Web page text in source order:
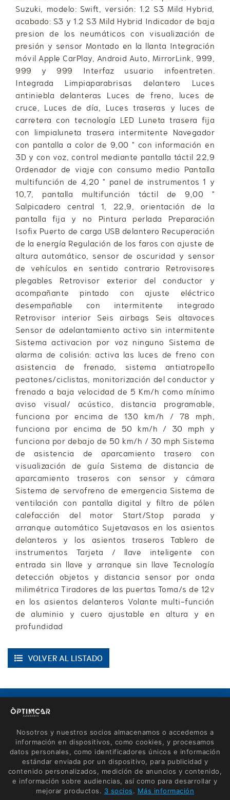
Suzuki, modelo: Swift, versión: 1.2 S3 Mild Hybrid,
acabado: S3 y 1.2 S3 Mild Hybrid Indicador de baja
presion de los neumáticos con visualización de
presión y sensor Montado en la llanta Integración
móvil Apple CarPlay, Android Auto, MirrorLink, 999,
999 y 999 Interfaz usuario infoentreten.
Integrada Limpiaparabrisas delantero Luces
antiniebla delanteras Luces de freno, luces de
cruce, Luces de día, Luces traseras y luces de
carretera con tecnología LED Luneta trasera fija
con limpialuneta trasera intermitente Navegador
con pantalla a color de 9,00 " con información en
3D y con voz, control mediante pantalla táctil 22,9
Ordenador de viaje con consumo medio Pantalla
multifunción de 4,20 " panel de instrumentos 1 y
10,7, pantalla multifunción táctil de 9,00 "
Salpicadero central 1, 22,9, orientación de la
pantalla fija y no Pintura perlada Preparación
Isofix Puerto de carga USB delantero Recuperación
de la energía Regulación de los faros con ajuste de
altura automático, sensor de oscuridad y sensor
de vehículos en sentido contrario Retrovisores
plegables Retrovisor exterior del conductor y
acompañante pintado con ajuste eléctrico
desempañable con intermitente integrado
Retrovisor interior Seis airbags Seis altavoces
Sensor de adelantamiento activo sin intermitente
Sistema activacion por voz ninguno Sistema de
alarma de colisión: activa las luces de freno con
asistencia de frenado, sistema antiatropello
peatones/ciclistas, monitorización del conductor y
frenado a baja velocidad de 5 Km/h como mínimo
aviso visual/ acústico, distancia programable,
funciona por encima de 130 km/h / 78 mph,
funciona por encima de 50 km/h / 30 mph y
funciona por debajo de 50 km/h / 30 mph Sistema
de asistencia de aparcamiento trasero con
visualización de guía Sistema de distancia de
aparcamiento traseros con sensor y cámara
Sistema de servofreno de emergencia Sistema de
ventilación con pantalla digital y filtro de pólen
calefacción del motor Start/Stop parada y
arranque automático Sujetavasos en los asientos
delanteros y los asientos traseros Tablero de
instrumentos Tarjeta / llave inteligente con
entrada sin llave y arranque sin llave Tecnología
detección objetos y distancia sensor por onda
milimétrica Tiradores de las puertas Toma/s de 12v
en los asientos delanteros Volante multi-función
de aluminio y cuero ajustable en altura y en
profundidad
VOLVER AL LISTADO
Avinguda de Roses, 60
17600 Figueres (Girona)
670 660 165 - 635 461 783
info@optimcar.com
Nosotros y nuestros socios almacenamos o accedemos a
información en dispositivos, como cookies, y procesamos
datos personales, como identificadores únicos e información
estándar enviada por un dispositivo, para publicidad y
contenido personalizados, medición de anuncios y contenido,
e información sobre audiencias, así como para desarrollar y
mejorar productos. 3 socios. Más información